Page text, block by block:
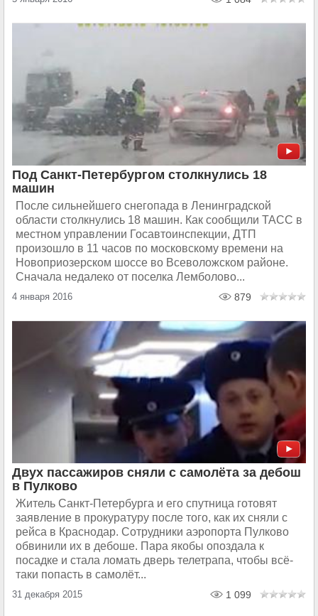
Под Санкт-Петербургом столкнулись 18
машин
После сильнейшего снегопада в Ленинградской
области столкнулись 18 машин. Как сообщили ТАСС в
местном управлении Госавтоинспекции, ДТП
произошло в 11 часов по московскому времени на
Новоприозерском шоссе во Всеволожском районе.
Сначала недалеко от поселка Лемболово...
4 января 2016 879
Двух пассажиров сняли с самолёта за дебош
в Пулково
Житель Санкт-Петербурга и его спутница готовят
заявление в прокуратуру после того, как их сняли с
рейса в Краснодар. Сотрудники аэропорта Пулково
обвинили их в дебоше. Пара якобы опоздала к
посадке и стала ломать дверь телетрапа, чтобы всё-
таки попасть в самолёт...
31 декабря 2015 1 099